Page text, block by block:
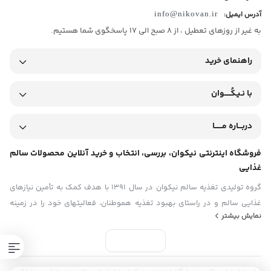
بنشینید. برای بخش‌های اصلاح‌شده پوست نیز کافی است چند قطره را
تیم نیکوان این محصول خالص را با ضمانت کیفیت و اصالت تولید کرده
مصرف، قیمت یا شیوه استفاده سوالی دارید، پشتیبانی صمیمی و
آدرس ایمیل: info@nikovan.ir
به غیر از روزهای تعطیل ، از 8 صبح الی 17 پاسخگوی شما هستیم.
راهنمای خرید
با نـیـکُـــــوان
دربـــاره مــــــا
فروشگاه اینترنتی نیکوان، بررسی، انتخاب و خرید آنلاین محصولات سالم
غذایی
گروه تولیدی تغذیه سالم نیکوان در سال ۱۳۹۱ با هدف کمک به تأمین نیازهای
غذایی سالم و در راستای بهبود تغذیه هموطنان، فعالیتهای خود را در زمینه‏
های ارائه مواد غذایی ارگانیک (بکر) و عاری از هرگونه مواد غیرطبیعی و
شیمیایی و نیز مطالعه و پژوهش در مورد خواص غذایی و دارویی مواد خوراکی
آغاز نمود و هم اکنون با بهره‏ گیری از تجربه و دستاوردهای درخشان ‏بعنوان یکی
از تولیدکنندگان اصلی روغن های گیاهی ،درمانی و ارگانیک شناخته می‏شود.
نمایش بیشتر